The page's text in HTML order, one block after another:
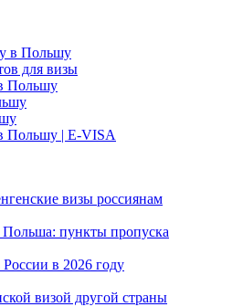
в Польшу
для визы
Польшу
Польшу | E-VISA
визы россиянам
пункты пропуска
в 2026 году
визой другой страны